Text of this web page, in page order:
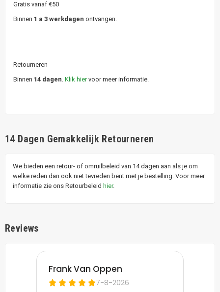
Gratis vanaf €50
Binnen 1 a 3 werkdagen ontvangen.
Retourneren
Binnen 14 dagen Klik hiervoor meer informatie.
14 Dagen Gemakkelijk Retourneren
We bieden een retour- of omruilbeleid van 14 dagen aan als je om
welke reden dan ook niet tevreden bent met je bestelling. Voor meer
informatie zie ons Retourbeleid hier.
Reviews